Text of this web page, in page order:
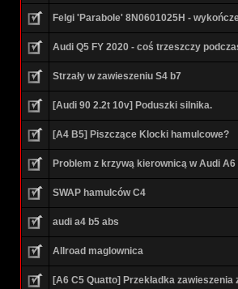
Felgi 'Parabole' 8N0601025H -
Audi Q5 FY 2020 - coś trzeszczy
Strzały w zawieszeniu S4 b7
[Audi 90 2.2t 10v] Poduszki silnika.
[A4 B5] Piszczące Klocki hamulcowe?
Problem z krzywą kierownicą w Audi A6
SWAP hamulców C4
audi a4 b5 abs
Allroad maglownica
[A6 C5 Quatto] Przekładka zawieszenia